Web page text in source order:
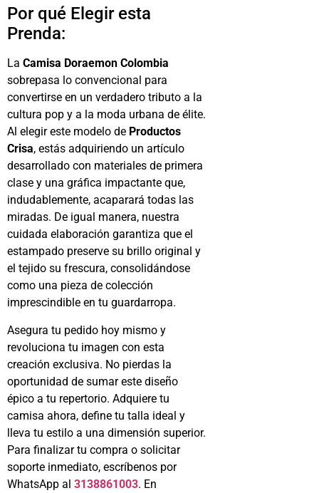
Por qué Elegir esta
Prenda:
La Camisa Doraemon Colombia
sobrepasa lo convencional para
convertirse en un verdadero tributo a la
cultura pop y a la moda urbana de élite.
Al elegir este modelo de Productos
Crisa, estás adquiriendo un artículo
desarrollado con materiales de primera
clase y una gráfica impactante que,
indudablemente, acaparará todas las
miradas. De igual manera, nuestra
cuidada elaboración garantiza que el
estampado preserve su brillo original y
el tejido su frescura, consolidándose
como una pieza de colección
imprescindible en tu guardarropa.
Asegura tu pedido hoy mismo y
revoluciona tu imagen con esta
creación exclusiva. No pierdas la
oportunidad de sumar este diseño
épico a tu repertorio. Adquiere tu
camisa ahora, define tu talla ideal y
lleva tu estilo a una dimensión superior.
Para finalizar tu compra o solicitar
soporte inmediato, escríbenos por
WhatsApp al 3138861003. En